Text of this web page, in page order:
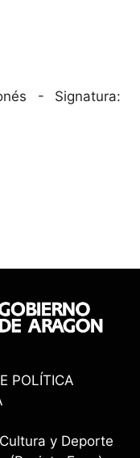
- Signatura:
POLÍTICA
y Deporte